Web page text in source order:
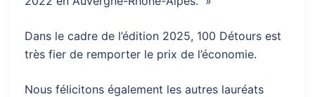
Dans le cadre de l’édition 2025, 100 Détours est
très fier de remporter le prix de l’économie.
Nous félicitons également les autres lauréats